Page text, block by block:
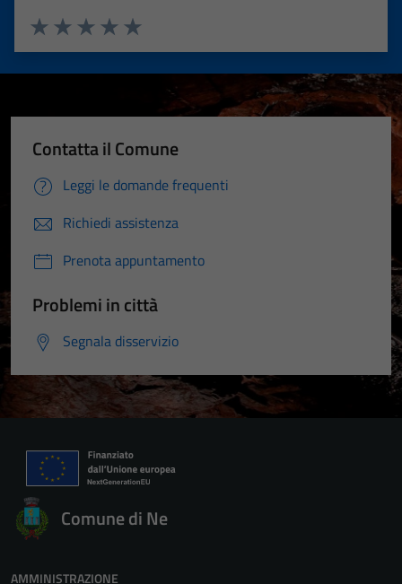
Valuta 5 stelle su 5
Valuta 4 stelle su 5
Valuta 3 stelle su 5
Valuta 2 stelle su 5
Valuta 1 stelle su 5
Contatta il Comune
Leggi le domande frequenti
Richiedi assistenza
Prenota appuntamento
Problemi in città
Segnala disservizio
Comune di Ne
AMMINISTRAZIONE